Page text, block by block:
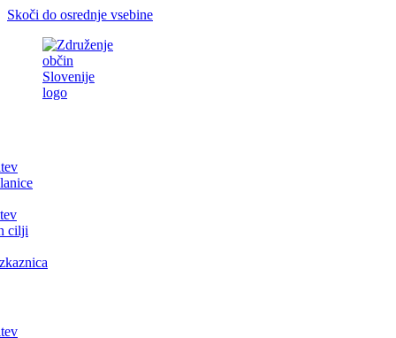
Skoči do osrednje vsebine
cilji